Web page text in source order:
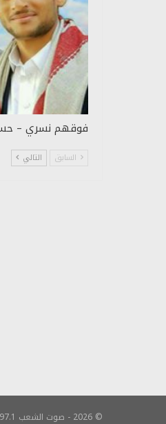
فوقهم نسري –
السابق التالي
© 2026 - صوت الشعب 97.1. حقوق النسخ محفوظة.